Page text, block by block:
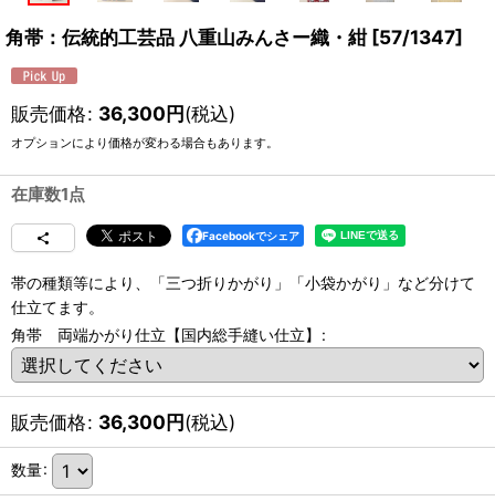
角帯：伝統的工芸品 八重山みんさー織・紺 [57/1347]
販売価格: 36,300円(税込)
オプションにより価格が変わる場合もあります。
在庫数1点
Facebookでシェア
帯の種類等により、「三つ折りかがり」「小袋かがり」など分けて
仕立てます。
角帯 両端かがり仕立【国内総手縫い仕立】
:
販売価格: 36,300円(税込)
数量: